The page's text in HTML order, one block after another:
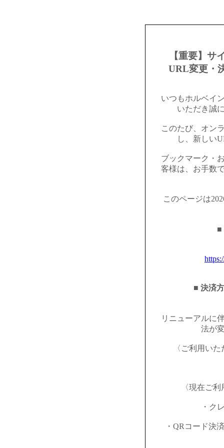
【重要】サ
URL変更・
いつもホルベイ
いただき誠
このたび、オン
し、新しい
ブックマーク・
客様は、お手数
このページは
■
■ 決済
リニューアルに
法が
〈ご利用い
〈現在ご
・ク
・QRコード決